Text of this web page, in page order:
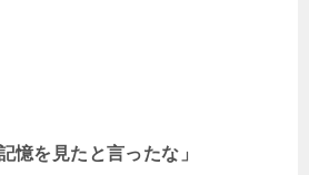
憶を見たと言ったな」